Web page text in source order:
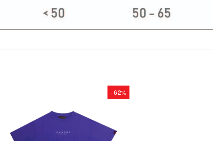
- 62%